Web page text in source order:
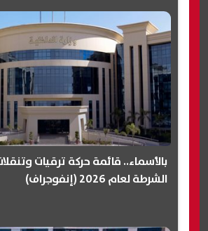
بالأسماء.. قائمة حركة ترقيات
الشرطة لعام 2026 (إنفوجراف)